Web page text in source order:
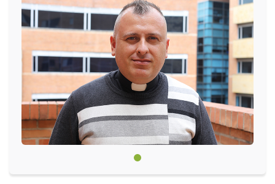
Circulares
Académico
Padres
Egresados
Pagos
PQRSF